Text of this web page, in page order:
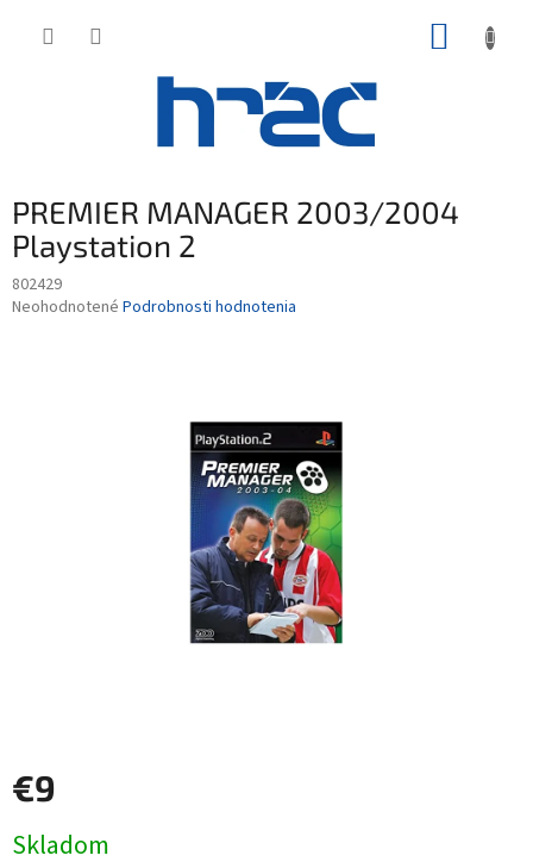
PREMIER MANAGER 2003/2004
Playstation 2
802429
Priemerné
Neohodnotené Podrobnosti hodnotenia
€9
cena:
Skladom